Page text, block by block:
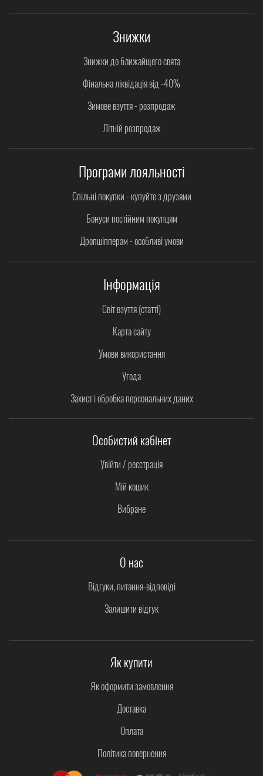
Знижки
Знижки до ближайщего свята
Фінальна ліквідація від -40%
Зимове взуття - розпродаж
Літній розпродаж
Програми лояльності
Спільні покупки - купуйте з друзями
Бонуси постійним покупцям
Дропшіпперам - особливі умови
Інформація
Світ взуття (статті)
Карта сайту
Умови використання
Угода
Захист і обробка персональних даних
Особистий кабінет
Увійти / реєстрація
Мій кошик
Вибране
О нас
Відгуки, питання-відповіді
Залишити відгук
Як купити
Як оформити замовлення
Доставка
Оплата
Політика повернення